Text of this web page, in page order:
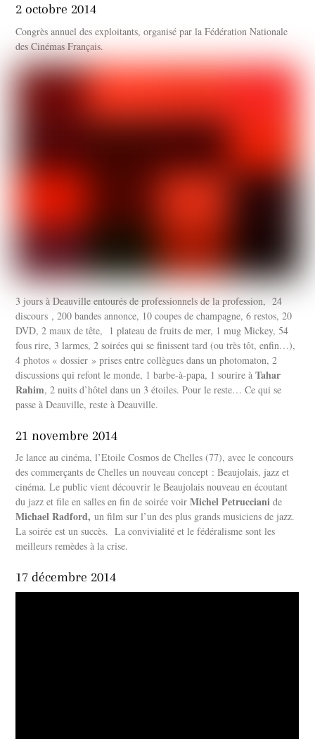
2 octobre 2014
Congrès annuel des exploitants, organisé par la Fédération Nationale
des Cinémas Français.
3 jours à Deauville entourés de professionnels de la profession, 24
discours , 200 bandes annonce, 10 coupes de champagne, 6 restos, 20
DVD, 2 maux de tête, 1 plateau de fruits de mer, 1 mug Mickey, 54
fous rire, 3 larmes, 2 soirées qui se finissent tard (ou très tôt, enfin…),
4 photos « dossier » prises entre collègues dans un photomaton, 2
discussions qui refont le monde, 1 barbe-à-papa, 1 sourire àTahar
Rahim, 2 nuits d’hôtel dans un 3 étoiles. Pour le reste… Ce qui se
passe à Deauville, reste à Deauville.
21 novembre 2014
Je lance au cinéma, l’Etoile Cosmos de Chelles (77), avec le concours
des commerçants de Chelles un nouveau concept : Beaujolais, jazz et
cinéma. Le public vient découvrir le Beaujolais nouveau en écoutant
du jazz et file en salles en fin de soirée voirMichel Petrucciani de
Michael Radford,un film sur l’un des plus grands musiciens de jazz.
La soirée est un succès. La convivialité et le fédéralisme sont les
meilleurs remèdes à la crise.
17 décembre 2014